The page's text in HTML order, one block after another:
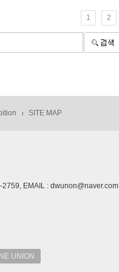
1 2
SITE MAP
EMAIL : dwunon@naver.com
UNION